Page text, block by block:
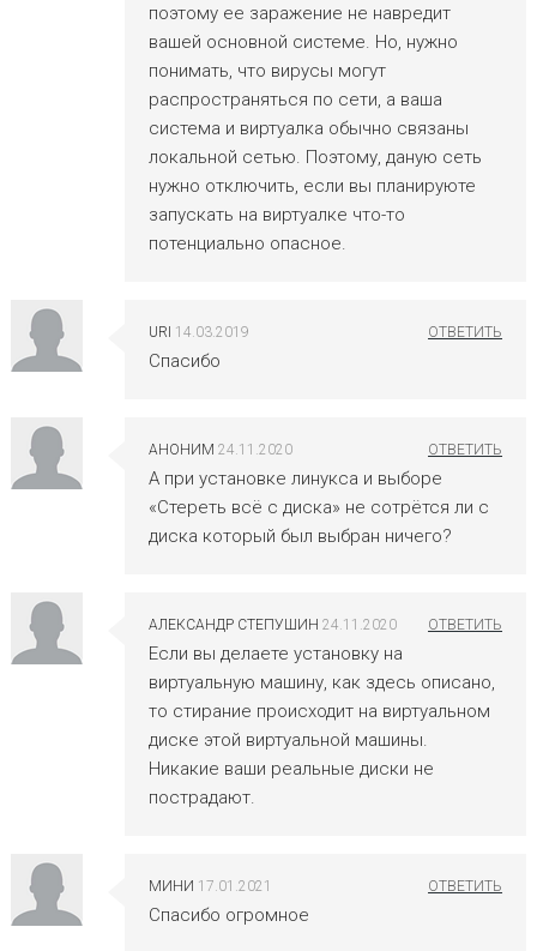
поэтому ее заражение не навредит
вашей основной системе. Но, нужно
понимать, что вирусы могут
распространяться по сети, а ваша
система и виртуалка обычно связаны
локальной сетью. Поэтому, даную сеть
нужно отключить, если вы планируюте
запускать на виртуалке что-то
потенциально опасное.
URI 14.03.2019
Спасибо
АНОНИМ 24.11.2020
А при установке линукса и выборе
«Стереть всё с диска» не сотрётся ли с
диска который был выбран ничего?
АЛЕКСАНДР СТЕПУШИН 24.11.2020
Если вы делаете установку на
виртуальную машину, как здесь описано,
то стирание происходит на виртуальном
диске этой виртуальной машины.
Никакие ваши реальные диски не
пострадают.
МИНИ 17.01.2021
Спасибо огромное